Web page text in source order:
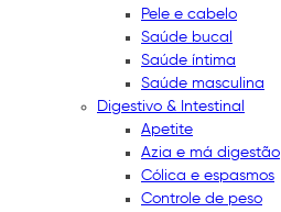
Pele e cabelo
Saúde bucal
Saúde íntima
Saúde masculina
Digestivo & Intestinal
Apetite
Azia e má digestão
Cólica e espasmos
Controle de peso